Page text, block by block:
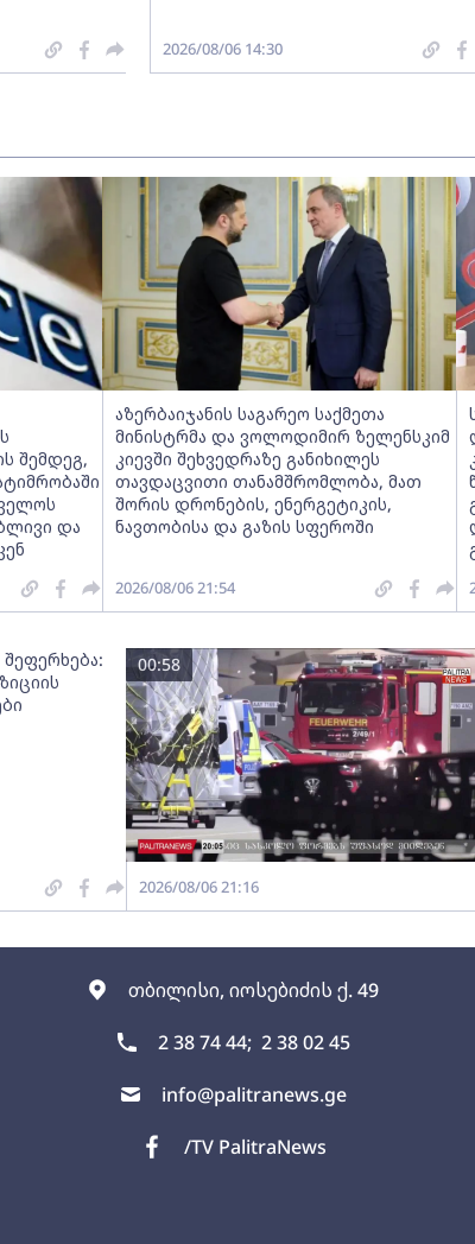
თბილისი, იოსებიძის ქ. 49
2 38 74 44; 2 38 02 45
info@palitranews.ge
/TV PalitraNews
2026/08/06 14:30
შემდეგ,
და
აზერბაიჯანის საგარეო საქმეთა
მინისტრმა და ვოლოდიმირ ზელენსკიმ
კიევში შეხვედრაზე განიხილეს
თავდაცვითი თანამშრომლობა, მათ
შორის დრონების, ენერგეტიკის,
ნავთობისა და გაზის სფეროში
2026/08/06 21:54
00:58
2026/08/06 21:16